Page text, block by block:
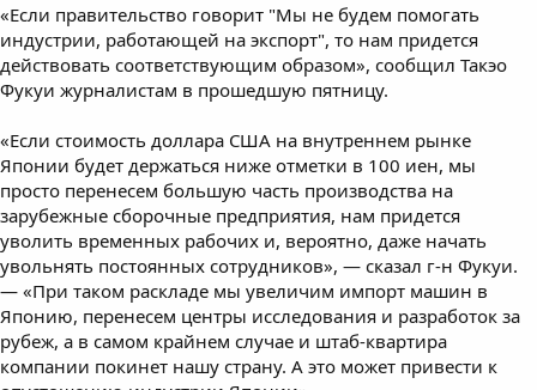
«Если правительство говорит "Мы не будем помогать
индустрии, работающей на экспорт", то нам придется
действовать соответствующим образом», сообщил Такэо
Фукуи журналистам в прошедшую пятницу.
«Если стоимость доллара США на внутреннем рынке
Японии будет держаться ниже отметки в 100 иен, мы
просто перенесем большую часть производства на
зарубежные сборочные предприятия, нам придется
уволить временных рабочих и, вероятно, даже начать
увольнять постоянных сотрудников», — сказал г-н Фукуи.
— «При таком раскладе мы увеличим импорт машин в
Японию, перенесем центры исследования и разработок за
рубеж, а в самом крайнем случае и штаб-квартира
компании покинет нашу страну. А это может привести к